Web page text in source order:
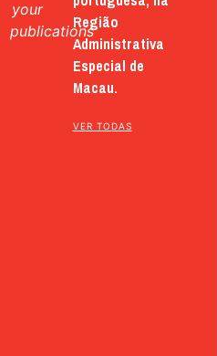
your
publicationsRegião
Administrativa
Especial de
Macau.
VER TODAS